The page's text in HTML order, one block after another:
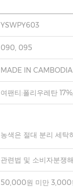
YSWPY603
090, 095
MADE IN CAMBODIA
여팬티:폴리우레탄
농색은 절대 분리 세탁
관련법 및 소비자분쟁
50,000원 미만 3,000